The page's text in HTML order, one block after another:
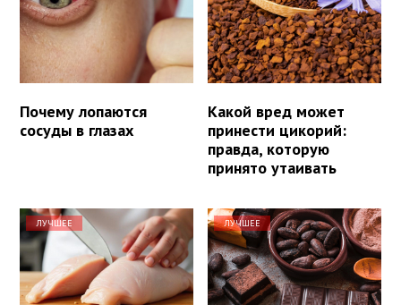
Почему лопаются
сосуды в глазах
Какой вред может
принести цикорий:
правда, которую
принято утаивать
ЛУЧШЕЕ ЛУЧШЕЕ